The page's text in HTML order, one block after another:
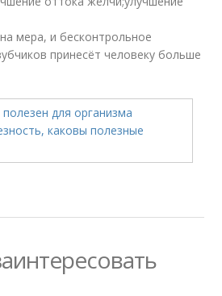
мера, и бесконтрольное
принесёт человеку больше